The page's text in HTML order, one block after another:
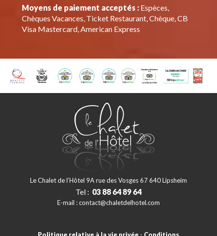
Moyens de paiement acceptés :Espèces,
Chèques Vacances, Ticket Restaurant, Chèque, CB
Visa Mastercard, American Express
Le Chalet de l’Hôtel 9A rue des Vosges 67 640 Lipsheim
Tel : 03 88 64 89 64
E-mail :contact@chaletdelhotel.com
Politique relative à la vie privée - Conditions